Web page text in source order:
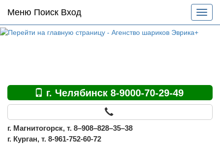
Основное
меню
по
Меню Поиск Вход
меню
г. Челябинск 8-9000-70-29-49
г. Магнитогорск, т. 8–908–828–35–38
г. Курган, т. 8-961-752-60-72